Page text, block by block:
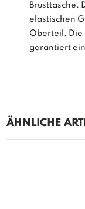
Brusttasche.
elastischen
Oberteil. Die
garantiert
ÄHNLICHE